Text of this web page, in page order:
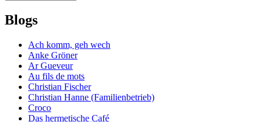
Blogs
Ach komm, geh wech
Anke Gröner
Ar Gueveur
Au fils de mots
Christian Fischer
Christian Hanne (Familienbetrieb)
Croco
Das hermetische Café